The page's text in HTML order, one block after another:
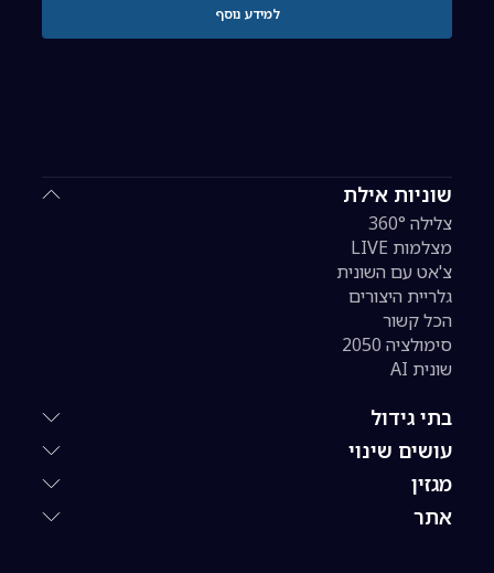
שוניות אילת
צלילה 360°
מצלמות LIVE
צ'אט עם השונית
גלריית היצורים
הכל קשור
סימולציה 2050
שונית AI
בתי גידול
עושים שינוי
מגזין
אתר
למידע נוסף